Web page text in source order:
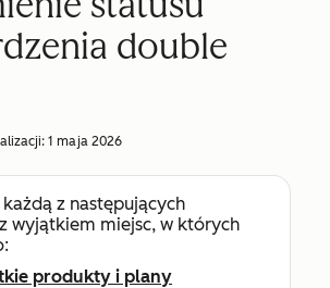
double
1 maja 2026
z następujących
wyjątkiem miejsc, w których
produkty i plany